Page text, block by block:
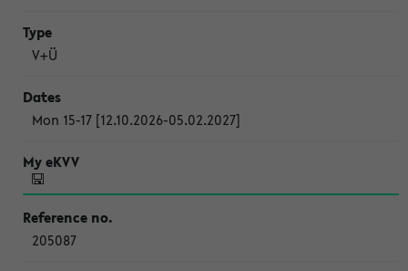
V+Ü
Mon 15-17 [12.10.2026-05.02.2027]
205087